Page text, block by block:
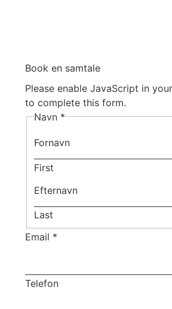
Book en samtale
Please enable JavaScript in
to complete this form.
Navn *
First
Last
Email *
Telefon